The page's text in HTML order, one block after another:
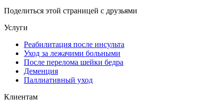
Поделиться этой страницей с друзьями
Услуги
Реабилитация после инсульта
Уход за лежачими больными
После перелома шейки бедра
Деменция
Паллиативный уход
Клиентам